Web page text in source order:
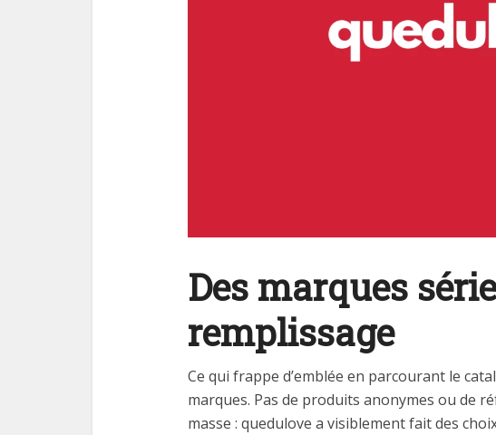
Des marques
remplissage
Ce qui frappe d’emblée en parcourant le
marques. Pas de produits anonymes ou de
masse : quedulove a visiblement fait des